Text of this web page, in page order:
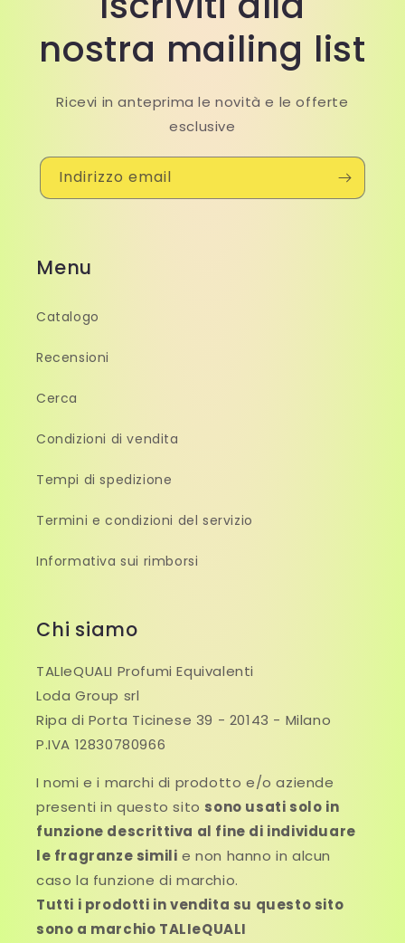
nostra mailing list
Ricevi in anteprima le novità e le offerte
esclusive
Indirizzo email
Menu
Catalogo
Recensioni
Cerca
Condizioni di vendita
Tempi di spedizione
Termini e condizioni del servizio
Informativa sui rimborsi
Chi siamo
TALIeQUALI Profumi Equivalenti
Loda Group srl
Ripa di Porta Ticinese 39 - 20143 - Milano
P.IVA 12830780966
I nomi e i marchi di prodotto e/o aziende
presenti in questo sito sono usati solo in
funzione descrittiva al fine di individuare
le fragranze simili e non hanno in alcun
caso la funzione di marchio.
Tutti i prodotti in vendita su questo sito
sono a marchio TALIeQUALI